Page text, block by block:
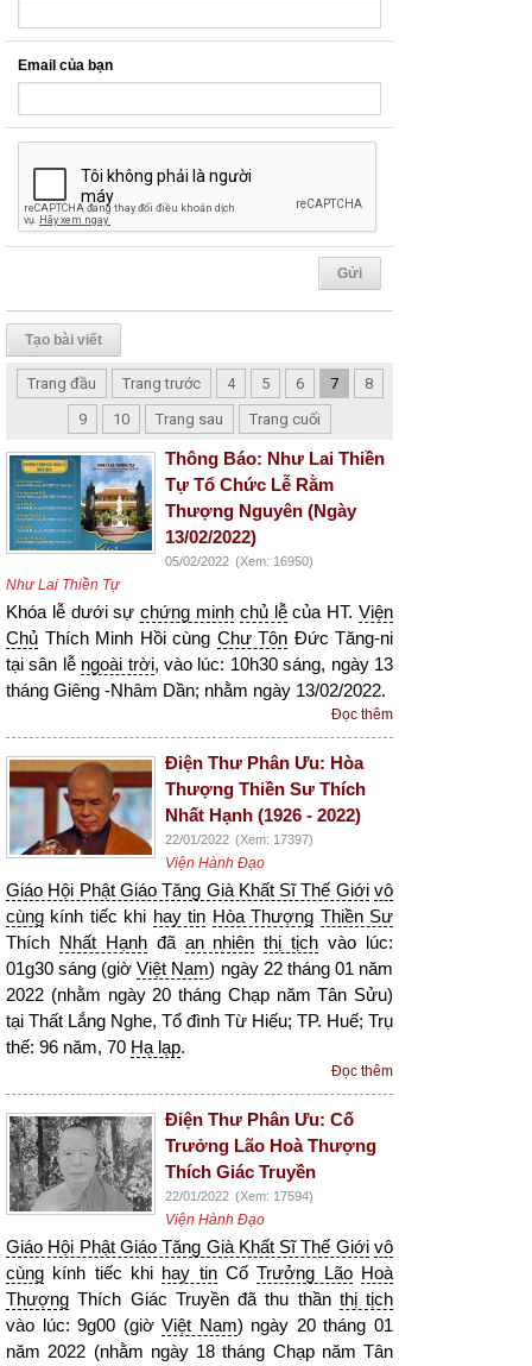
Email của bạn
Tạo bài viết
Trang đầu Trang trước 4 5 6 7
8
9
10 Trang sau Trang cuối
Thông Báo: Như Lai Thiền
Tự Tổ Chức Lễ Rằm
Thượng Nguyên (Ngày
13/02/2022)
05/02/2022 (Xem: 16950)
Như Lai Thiền Tự
Khóa lễ dưới sựchứng minh chủ lễcủa HT.Viện
Chủ Thích Minh Hồi cùng Chư Tôn Đức Tăng-ni
tại sân lễ ngoài trời, vào lúc: 10h30 sáng, ngày 13
tháng Giêng -Nhâm Dần; nhằm ngày 13/02/2022.
Đọc thêm
Điện Thư Phân Ưu: Hòa
Thượng Thiền Sư Thích
Nhất Hạnh (1926 - 2022)
22/01/2022 (Xem: 17397)
Viện Hành Đạo
Giáo Hội Phật Giáo Tăng Già Khất Sĩ Thế Giới vô
cùng kính tiếc khi hay tin Hòa Thượng Thiền Sư
Thích Nhất Hạnhđã an nhiên thị tịch vào lúc:
01g30 sáng (giờViệt Nam) ngày 22 tháng 01 năm
2022 (nhằm ngày 20 tháng Chạp năm Tân Sửu)
tại Thất Lắng Nghe, Tổ đình Từ Hiếu; TP. Huế; Trụ
thế: 96 năm, 70 Hạ lạp.
Đọc thêm
Điện Thư Phân Ưu: Cố
Trưởng Lão Hoà Thượng
Thích Giác Truyền
22/01/2022 (Xem: 17594)
Viện Hành Đạo
Giáo Hội Phật Giáo Tăng Già Khất Sĩ Thế Giới vô
cùng kính tiếc khi hay tinCốTrưởng Lão Hoà
Thượng Thích Giác Truyền đã thu thần thị tịch
vào lúc: 9g00 (giờViệt Nam) ngày 20 tháng 01
năm 2022 (nhằm ngày 18 tháng Chạp năm Tân